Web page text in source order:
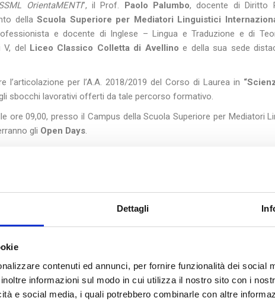
Dettagli
contenuti ed annunci, per fornire funzionalità dei social
informazioni sul modo in cui utilizza il nostro sito con i
e social media, i quali potrebbero combinarle con altre
OrientaMENTI”, il Prof. Paolo Palumbo, docente di Diritto
dellaScuola Superiore per Mediatori Linguistici
e docente di Inglese – Lingua e Traduzione e di
V, del Liceo Classico Colletta di Avellino e della sua sede
per l’A.A. 2018/2019 del Corso di Laurea in
sbocchi lavorativi offerti da tale percorso formativo.
ore 09,00, presso il Campus della Scuola Superiore per Mediatori
gli Open Days.
Triennale in “Scienze della Mediazione Linguistica”(Classe
Giuridico e Turistico e mira a formare figure professionali
presso amministrazioni pubbliche o private, istituzioni
nazionali ed internazionali, settori dell’informazione e del